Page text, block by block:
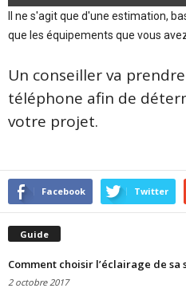
Il ne s'agit que d'une estimation,
que les équipements que vous
Un conseiller va
téléphone afin de
votre projet.
Facebook Twitter
Guide
Comment choisir l’éclairage de sa
2 octobre 2017